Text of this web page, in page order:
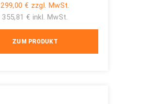
299,00 € zzgl. MwSt.
355,81 € inkl. MwSt.
ZUM PRODUKT